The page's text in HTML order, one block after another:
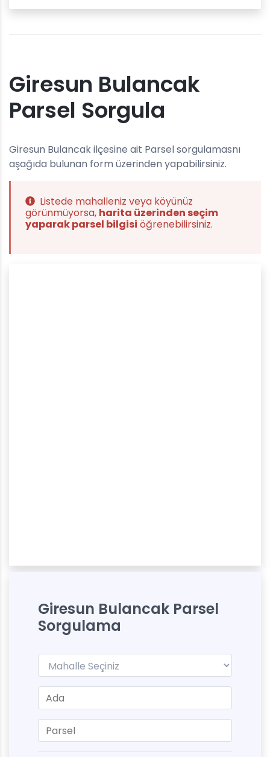
Giresun Bulancak
Parsel Sorgula
Giresun Bulancak ilçesine ait Parsel sorgulamasnı
aşağıda bulunan form üzerinden yapabilirsiniz.
Listede mahalleniz veya köyünüz
görünmüyorsa, harita üzerinden seçim
yaparak parsel bilgisi öğrenebilirsiniz.
Giresun Bulancak Parsel
Sorgulama